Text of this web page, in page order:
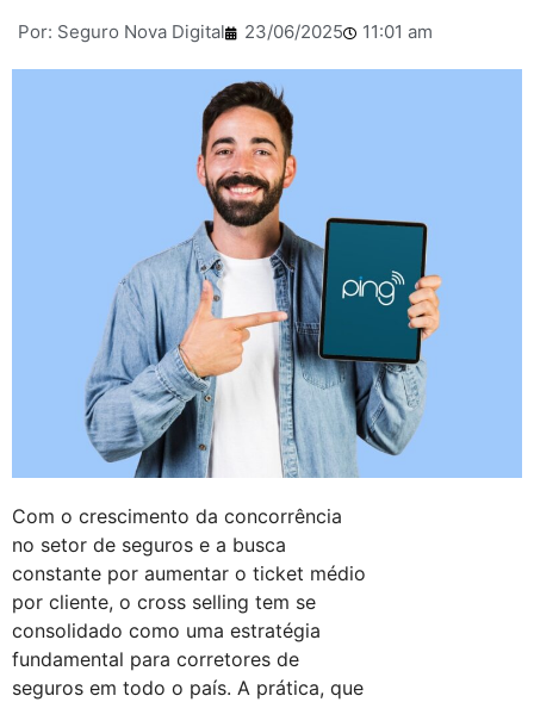
Por: Seguro Nova Digital 23/06/2025 11:01 am
Com o crescimento da concorrência
no setor de seguros e a busca
constante por aumentar o ticket médio
por cliente, o cross selling tem se
consolidado como uma estratégia
fundamental para corretores de
seguros em todo o país. A prática, que